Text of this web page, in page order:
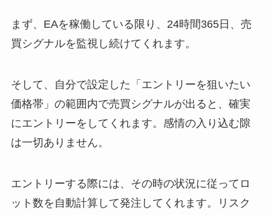
まず、EAを稼働している限り、24時間365日、売
買シグナルを監視し続けてくれます。
そして、自分で設定した「エントリーを狙いたい
価格帯」の範囲内で売買シグナルが出ると、確実
にエントリーをしてくれます。感情の入り込む隙
は一切ありません。
エントリーする際には、その時の状況に従ってロ
ット数を自動計算して発注してくれます。リスク